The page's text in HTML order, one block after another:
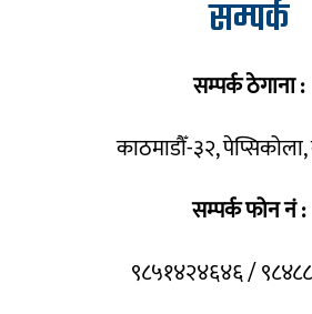
सम्पर्क
सम्पर्क ठेगाना :
काठमाडौँ-३२,
सम्पर्क फोन नं :
९८५१४२४६४६ /